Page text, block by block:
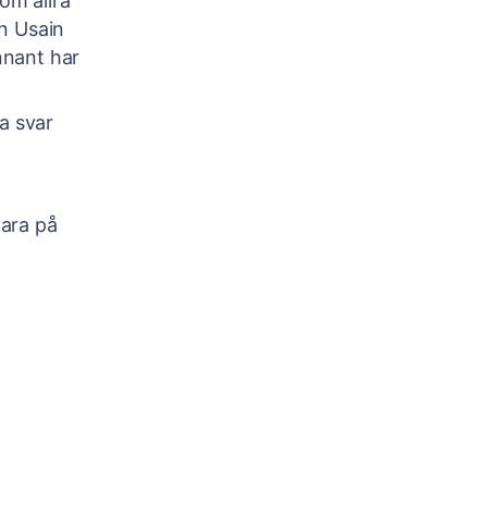
Usain
har
svar
på